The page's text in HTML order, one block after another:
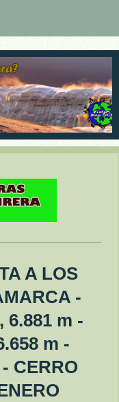
A LOS
-
6.881 m -
m -
CERRO